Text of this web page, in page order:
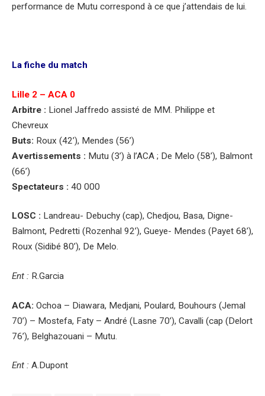
performance de Mutu correspond à ce que j’attendais de lui.
La fiche du match
Lille 2 – ACA 0
Arbitre : Lionel Jaffredo assisté de MM. Philippe et
Chevreux
Buts: Roux (42’), Mendes (56’)
Avertissements : Mutu (3’) à l’ACA ; De Melo (58’), Balmont
(66’)
Spectateurs : 40 000
LOSC : Landreau- Debuchy (cap), Chedjou, Basa, Digne-
Balmont, Pedretti (Rozenhal 92’), Gueye- Mendes (Payet 68’),
Roux (Sidibé 80’), De Melo.
Ent : R.Garcia
ACA: Ochoa – Diawara, Medjani, Poulard, Bouhours (Jemal
70’) – Mostefa, Faty – André (Lasne 70’), Cavalli (cap (Delort
76’), Belghazouani – Mutu.
Ent : A.Dupont